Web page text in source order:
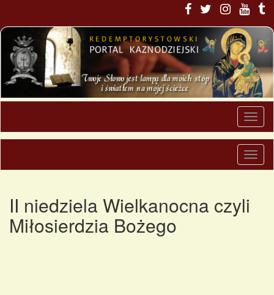
II niedziela Wielkanocna czyli
Miłosierdzia Bożego